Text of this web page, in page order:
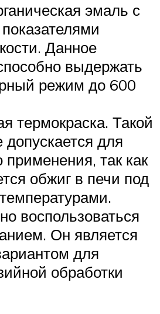
эмаль с
Данное
выдержать
режим до 600
термокраска. Такой
допускается для
так как
обжиг в печи под
воспользоваться
Он является
для
обработки